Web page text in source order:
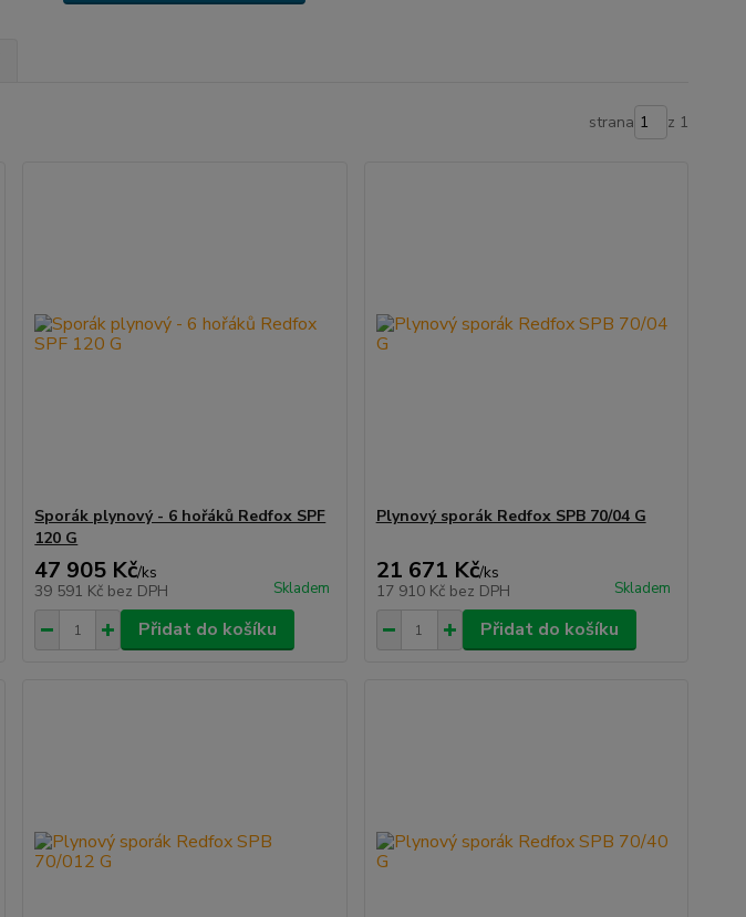
strana z 1
Sporák plynový - 6 hořáků Redfox SPF
120 G
47 905 Kč/ks
39 591 Kč bez DPH Skladem
Přidat do košíku
Plynový sporák Redfox SPB 70/04 G
21 671 Kč/ks
17 910 Kč bez DPH Skladem
Přidat do košíku